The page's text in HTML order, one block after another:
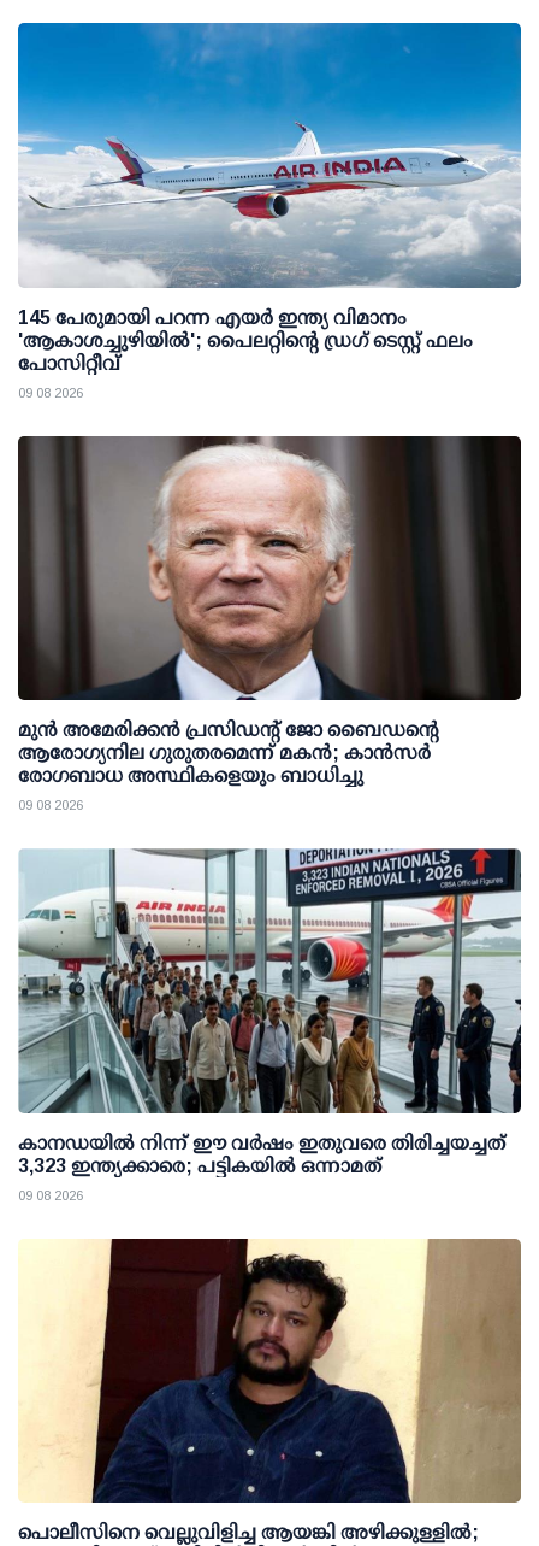
145 പേരുമായി പറന്ന എയര്‍ ഇന്ത്യ വിമാനം
'ആകാശച്ചുഴിയില്‍'; പൈലറ്റിന്റെ ഡ്രഗ് ടെസ്റ്റ് ഫലം
പോസിറ്റീവ്
09 08 2026
മുന്‍ അമേരിക്കന്‍ പ്രസിഡന്റ് ജോ ബൈഡന്റെ
ആരോഗ്യനില ഗുരുതരമെന്ന് മകന്‍; കാന്‍സര്‍
രോഗബാധ അസ്ഥികളെയും ബാധിച്ചു
09 08 2026
കാനഡയിൽ നിന്ന് ഈ വർഷം ഇതുവരെ തിരിച്ചയച്ചത്
3,323 ഇന്ത്യക്കാരെ; പട്ടികയിൽ ഒന്നാമത്
09 08 2026
പൊലീസിനെ വെല്ലുവിളിച്ച ആയങ്കി അഴിക്കുള്ളില്‍;